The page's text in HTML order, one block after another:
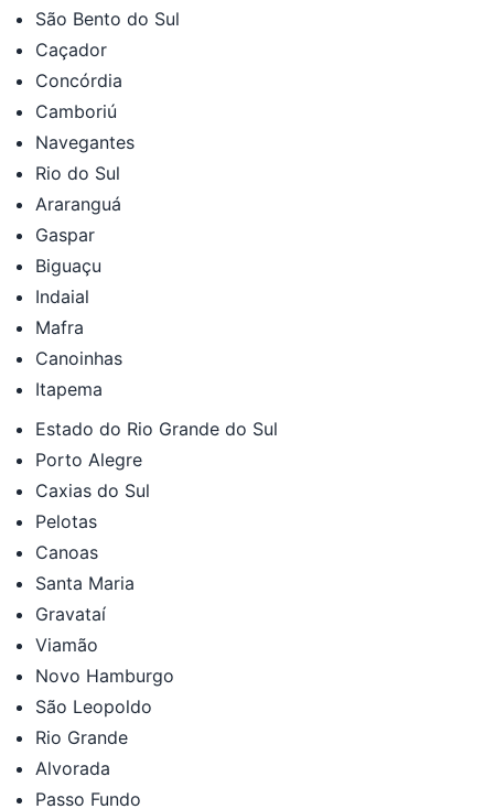
São Bento do Sul
Caçador
Concórdia
Camboriú
Navegantes
Rio do Sul
Araranguá
Gaspar
Biguaçu
Indaial
Mafra
Canoinhas
Itapema
Estado do Rio Grande do Sul
Porto Alegre
Caxias do Sul
Pelotas
Canoas
Santa Maria
Gravataí
Viamão
Novo Hamburgo
São Leopoldo
Rio Grande
Alvorada
Passo Fundo